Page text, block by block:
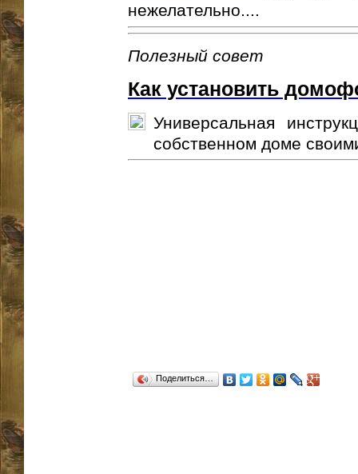
нежелательно....
Полезный совет
Как установить
Универсальная
собственном доме
Поделиться…